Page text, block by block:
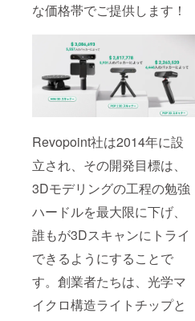
な価格帯でご提供します！
Revopoint社は2014年に設
立され、その開発目標は、
3Dモデリングの工程の勉強
ハードルを最大限に下げ、
誰もが3Dスキャンにトライ
できるようにすることで
す。創業者たちは、光学マ
イクロ構造ライトチップと